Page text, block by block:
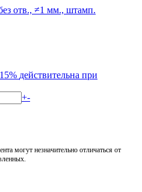
действительна при
+-
могут незначительно отличаться от